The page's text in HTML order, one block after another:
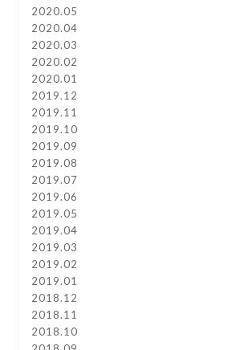
2020.05
2020.04
2020.03
2020.02
2020.01
2019.12
2019.11
2019.10
2019.09
2019.08
2019.07
2019.06
2019.05
2019.04
2019.03
2019.02
2019.01
2018.12
2018.11
2018.10